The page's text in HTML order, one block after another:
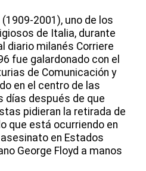
2001), uno de los
de Italia, durante
diario milanés Corriere
fue galardonado con el
de Comunicación y
en el centro de las
días después de que
pidieran la retirada de
que está ocurriendo en
en Estados
George Floyd a manos